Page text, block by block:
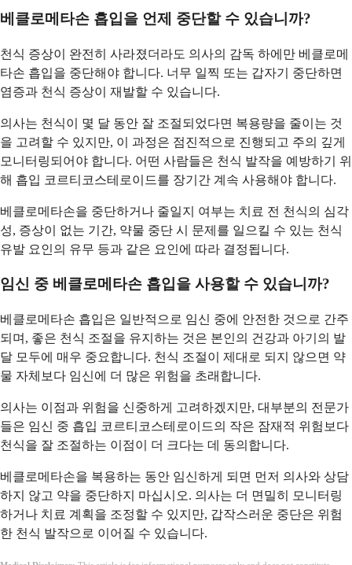
베클로메타손 흡입을 언제 중단할 수 있습니까?
천식 증상이 완전히 사라졌더라도 의사의 감독 하에만 베클로메
타손 흡입을 중단해야 합니다. 너무 일찍 또는 갑자기 중단하면
염증과 천식 증상이 재발할 수 있습니다.
의사는 천식이 몇 달 동안 잘 조절되었다면 복용량을 줄이는 것
을 고려할 수 있지만, 이 과정은 점진적으로 진행되고 주의 깊게
모니터링되어야 합니다. 어떤 사람들은 천식 발작을 예방하기 위
해 흡입 코르티코스테로이드를 장기간 계속 사용해야 합니다.
베클로메타손을 중단하거나 줄일지 여부는 치료 전 천식의 심각
성, 증상이 없는 기간, 약물 중단 시 문제를 일으킬 수 있는 천식
유발 요인의 유무 등과 같은 요인에 따라 결정됩니다.
임신 중 베클로메타손 흡입을 사용할 수 있습니까?
베클로메타손 흡입은 일반적으로 임신 중에 안전한 것으로 간주
되며, 좋은 천식 조절을 유지하는 것은 본인의 건강과 아기의 발
달 모두에 매우 중요합니다. 천식 조절이 제대로 되지 않으면 약
물 자체보다 임신에 더 많은 위험을 초래합니다.
의사는 이점과 위험을 신중하게 고려하겠지만, 대부분의 전문가
들은 임신 중 흡입 코르티코스테로이드의 작은 잠재적 위험보다
천식을 잘 조절하는 이점이 더 크다는 데 동의합니다.
베클로메타손을 복용하는 동안 임신하게 되면 먼저 의사와 상담
하지 않고 약을 중단하지 마십시오. 의사는 더 면밀히 모니터링
하거나 치료 계획을 조정할 수 있지만, 갑작스러운 중단은 위험
한 천식 발작으로 이어질 수 있습니다.